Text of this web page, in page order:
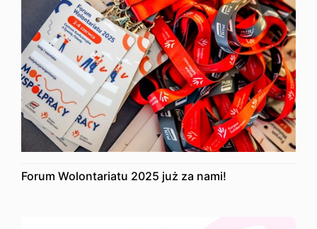
Forum Wolontariatu 2025 już za nami!